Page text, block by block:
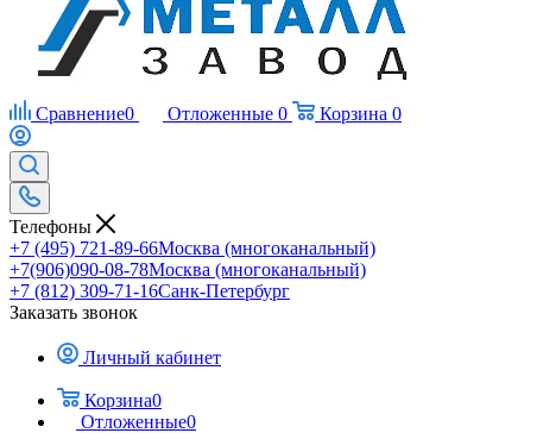
Сравнение0 Отложенные 0 Корзина 0
Телефоны
+7 (495) 721-89-66Москва (многоканальный)
+7(906)090-08-78Москва (многоканальный)
+7 (812) 309-71-16Санк-Петербург
Заказать звонок
Личный кабинет
Корзина0
Отложенные0